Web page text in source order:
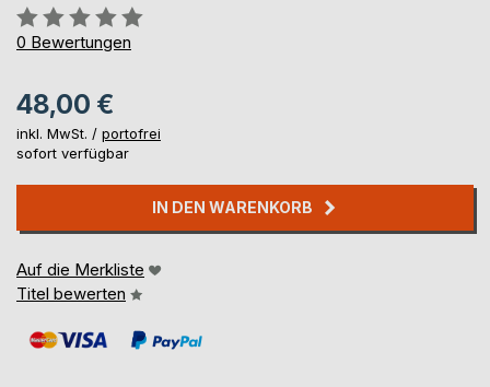
Bewertung::
0%
0 Bewertungen
48,00 €
inkl. MwSt. / portofrei
sofort verfügbar
IN DEN WARENKORB
Auf die Merkliste
Titel bewerten